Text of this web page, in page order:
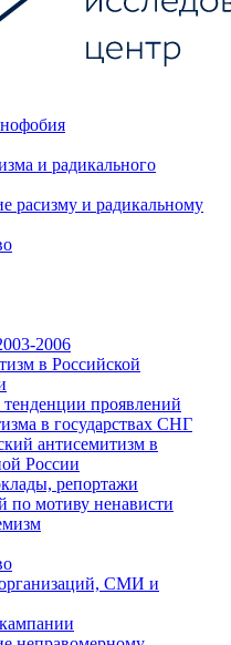
и радикального
расизму и радикальному
2006
в Российской
проявлений
в государствах СНГ
антисемитизм в
России
репортажи
по мотиву ненависти
СМИ и